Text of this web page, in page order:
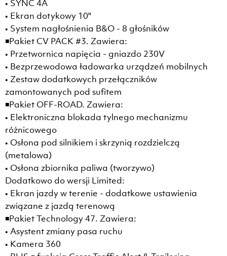
• SYNC 4A
• Ekran dotykowy 10"
• System nagłośnienia B&O - 8 głośników
◾Pakiet CV PACK #3. Zawiera:
• Przetwornica napięcia - gniazdo 230V
• Bezprzewodowa ładowarka urządzeń mobilnych
• Zestaw dodatkowych przełączników
zamontowanych pod sufitem
◾Pakiet OFF-ROAD. Zawiera:
• Elektroniczna blokada tylnego mechanizmu
różnicowego
• Osłona pod silnikiem i skrzynią rozdzielczą
(metalowa)
• Osłona zbiornika paliwa (tworzywo)
Dodatkowo do wersji Limited:
• Ekran jazdy w terenie - dodatkowe ustawienia
związane z jazdą terenową
◾Pakiet Technology 47. Zawiera:
• Asystent zmiany pasa ruchu
• Kamera 360